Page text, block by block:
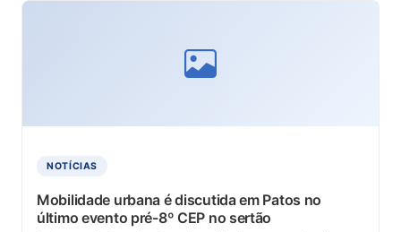
NOTÍCIAS
Mobilidade urbana é discutida em Patos no
último evento pré-8º CEP no sertão